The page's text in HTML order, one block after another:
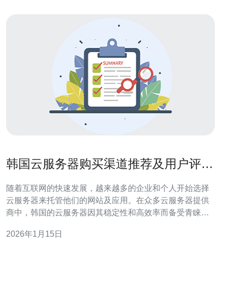
韩国云服务器购买渠道推荐及用户评价
随着互联网的快速发展，越来越多的企业和个人开始选择
云服务器来托管他们的网站及应用。在众多云服务器提供
商中，韩国的云服务器因其稳定性和高效率而备受青睐。
帮助您做出明智的选择。 以下是本文的结构： 1. 韩国云服
2026年1月15日